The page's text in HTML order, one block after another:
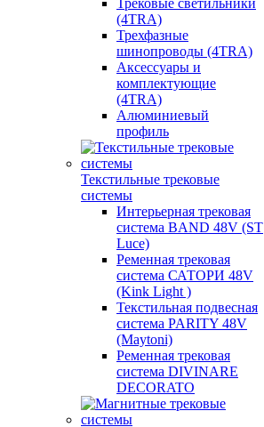
Трековые светильники
(4TRA)
Трехфазные
шинопроводы (4TRA)
Аксессуары и
комплектующие
(4TRA)
Алюминиевый
профиль
Текстильные трековые
системы
Интерьерная трековая
система BAND 48V (ST
Luce)
Ременная трековая
система САТОРИ 48V
(Kink Light )
Текстильная подвесная
система PARITY 48V
(Maytoni)
Ременная трековая
система DIVINARE
DECORATO